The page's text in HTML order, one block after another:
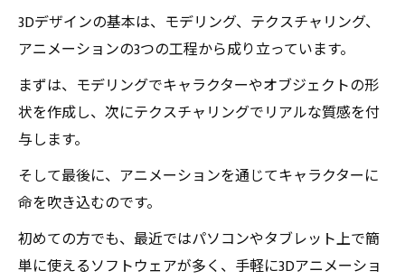
3Dデザインの基本は、モデリング、テクスチャリング、
アニメーションの3つの工程から成り立っています。
まずは、モデリングでキャラクターやオブジェクトの形
状を作成し、次にテクスチャリングでリアルな質感を付
与します。
そして最後に、アニメーションを通じてキャラクターに
命を吹き込むのです。
初めての方でも、最近ではパソコンやタブレット上で簡
単に使えるソフトウェアが多く、手軽に3Dアニメーショ